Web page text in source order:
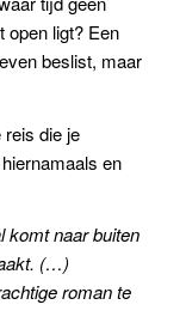
open ligt? Een
beslist, maar
die je
en
komt naar buiten
(…)
roman te